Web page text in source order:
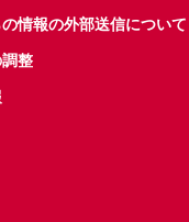
情報の外部送信について
整